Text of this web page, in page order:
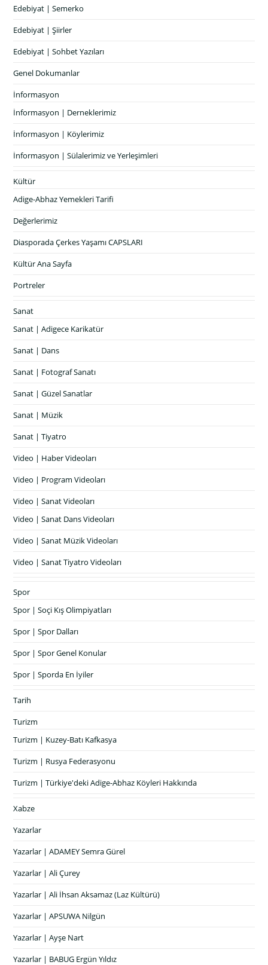
Edebiyat | Semerko
Edebiyat | Şiirler
Edebiyat | Sohbet Yazıları
Genel Dokumanlar
İnformasyon
İnformasyon | Derneklerimiz
İnformasyon | Köylerimiz
İnformasyon | Sülalerimiz ve Yerleşimleri
Kültür
Adige-Abhaz Yemekleri Tarifi
Değerlerimiz
Diasporada Çerkes Yaşamı CAPSLARI
Kültür Ana Sayfa
Portreler
Sanat
Sanat | Adigece Karikatür
Sanat | Dans
Sanat | Fotograf Sanatı
Sanat | Güzel Sanatlar
Sanat | Müzik
Sanat | Tiyatro
Video | Haber Videoları
Video | Program Videoları
Video | Sanat Videoları
Video | Sanat Dans Videoları
Video | Sanat Müzik Videoları
Video | Sanat Tiyatro Videoları
Spor
Spor | Soçi Kış Olimpiyatları
Spor | Spor Dalları
Spor | Spor Genel Konular
Spor | Sporda En İyiler
Tarih
Turizm
Turizm | Kuzey-Batı Kafkasya
Turizm | Rusya Federasyonu
Turizm | Türkiye'deki Adige-Abhaz Köyleri Hakkında
Xabze
Yazarlar
Yazarlar | ADAMEY Semra Gürel
Yazarlar | Ali Çurey
Yazarlar | Ali İhsan Aksamaz (Laz Kültürü)
Yazarlar | APSUWA Nilgün
Yazarlar | Ayşe Nart
Yazarlar | BABUG Ergün Yıldız